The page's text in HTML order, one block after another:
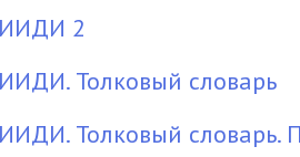
2
Толковый словарь
Толковый словарь.